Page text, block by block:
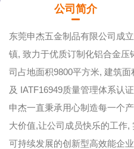
公司简介
东莞申杰五金制品有限公司成
镇, 致力于优质订制化铝合金压
司占地面积9800平方米, 建筑
及 IATF16949质量管理体系认
申杰一直秉承用心制造每一个
大价值,让公司成员快乐的工作
可持续发展的创新型高效能企